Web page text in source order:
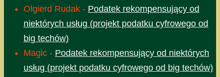
Olgierd Rudak - Podatek rekompensujący od
niektórych usług (projekt podatku cyfrowego od
big techów)
Magic - Podatek rekompensujący od niektórych
usług (projekt podatku cyfrowego od big techów)